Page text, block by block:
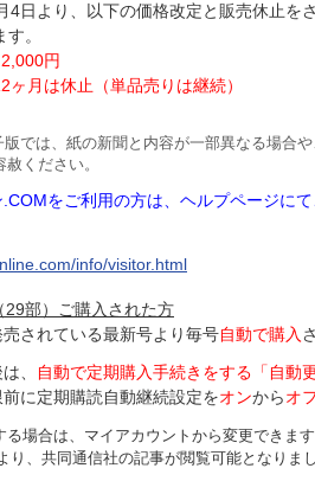
4日より、以下の価格改定と販売休止を
。
,000円
ヶ月は休止（単品売りは継続）
では、紙の新聞と内容が一部異なる場合や
ください。
をご利用の方は、ヘルプページに
info/visitor.html
部）
ご購入された方
されている最新号より毎号自動で購入
、 自動で定期購入手続きをする「自動
に定期購読自動継続設定をオンからオ
場合は、マイアカウントから変更できます
、共同通信社の記事が閲覧可能となりまし